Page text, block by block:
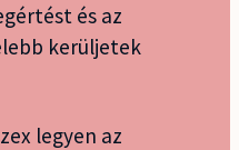
és az
kerüljetek
legyen az